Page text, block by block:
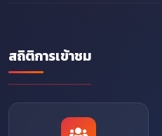
สถิติการเข้าชม